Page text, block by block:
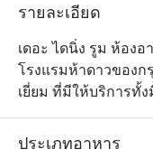
รายละเอียด
เดอะ ไดนิ่ง รูม ห้อง
โรงแรมห้าดาวของก
เยี่ยม ที่มีให้บริการทั้
ตะวันตก อาหารไทยแ
จากครัวเปิด ที่แสดง
ประเภทอาหาร